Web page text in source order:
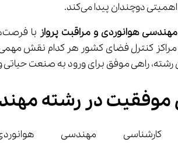
دوچندان پیدا می‌کند.
هوانوردی و مراقبت پرواز
مهندسی